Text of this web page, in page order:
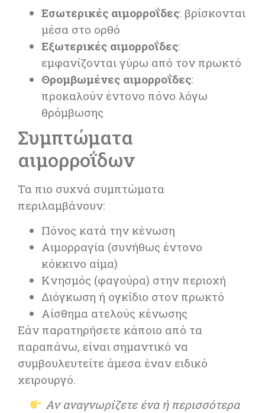
Εσωτερικές αιμορροΐδες: βρίσκονται
μέσα στο ορθό
Εξωτερικές αιμορροΐδες:
εμφανίζονται γύρω από τον πρωκτό
Θρομβωμένες αιμορροΐδες:
προκαλούν έντονο πόνο λόγω
θρόμβωσης
Συμπτώματα
αιμορροΐδων
Τα πιο συχνά συμπτώματα
περιλαμβάνουν:
Πόνος κατά την κένωση
Αιμορραγία (συνήθως έντονο
κόκκινο αίμα)
Κνησμός (φαγούρα) στην περιοχή
Διόγκωση ή ογκίδιο στον πρωκτό
Αίσθημα ατελούς κένωσης
Εάν παρατηρήσετε κάποιο από τα
παραπάνω, είναι σημαντικό να
συμβουλευτείτε άμεσα έναν ειδικό
χειρουργό.
Αν αναγνωρίζετε ένα ή περισσότερα